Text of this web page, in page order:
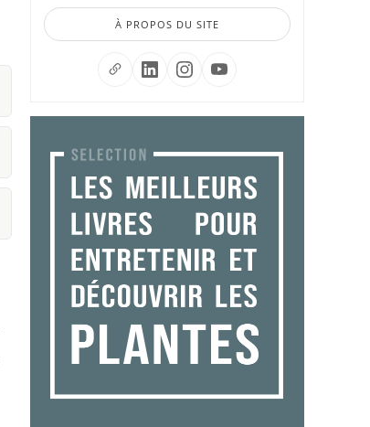
À PROPOS DU SITE